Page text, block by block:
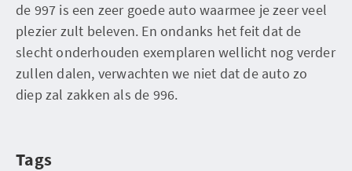
de 997 is een zeer goede auto waarmee je zeer veel
plezier zult beleven. En ondanks het feit dat de
slecht onderhouden exemplaren wellicht nog verder
zullen dalen, verwachten we niet dat de auto zo
diep zal zakken als de 996.
Tags